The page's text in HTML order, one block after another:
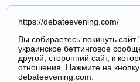
https://debateevening.com/
Вы собираетесь покинуть сайт
украинское беттинговое
другой, сторонний сайт, к
отношения. Нажмите на
debateevening.com.